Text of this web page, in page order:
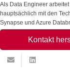
Als Data Engineer
hauptsächlich mit den
Synapse und Azure
Kontakt